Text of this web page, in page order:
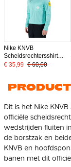
Nike KNVB
Scheidsrechtersshirt
Lange Mouwen 2024-
€ 35,99 € 60,00
Dit is het Nike
officiële
wedstrijden fluiten
de borstzak en
KNVB en
banen met dit